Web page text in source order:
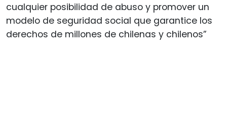
cualquier posibilidad de abuso y promover un
modelo de seguridad social que garantice los
derechos de millones de chilenas y chilenos”